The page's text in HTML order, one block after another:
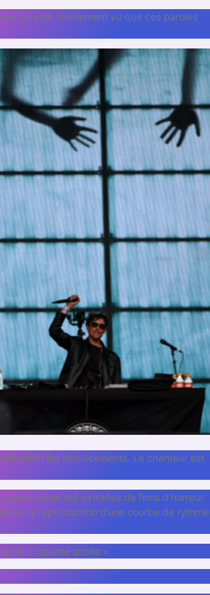
ça plaît visiblement vu que ces paroles
les déplacements. Le chanteur est
avoir été extraites de films d’horreur.
la reproduction d’une courbe de rythme
hit « gauche droite ».